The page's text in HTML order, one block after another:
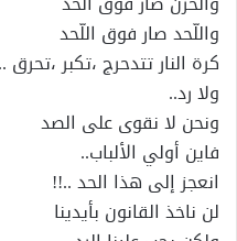
واللّحد صار فوق اللّحد
كرة النار تتدحرج ،تكبر ،تحرق ..
ولا رد..
ونحن لا نقوى على الصد
فاين أولي الألباب..
انعجز إلى هذا الحد ..!!
لن ناخذ القانون بأيدينا